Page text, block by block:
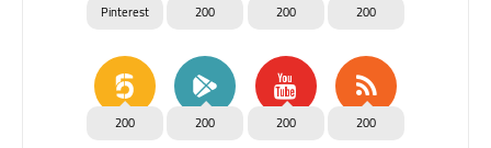
200
200
200
Pinterest
200
200
200
200